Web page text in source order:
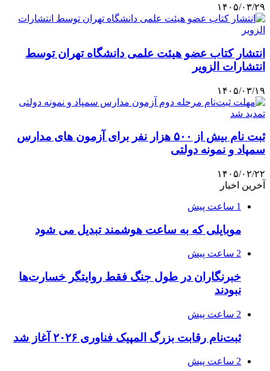
۱۴۰۵/۰۳/۲۹
انتشار کتاب عضو هیئت علمی دانشگاه تهران توسط
انتشارات الزویر
۱۴۰۵/۰۳/۱۹
ثبت نام بیش از ۵۰۰ هزار نفر برای آزمون های مدارس
سمپاد و نمونه دولتی
۱۴۰۵/۰۲/۲۲
آخرین اخبار
1 ساعت پیش
موبایلی که به ساعت هوشمند تبدیل می شود
2 ساعت پیش
خبرنگاران در طول جنگ فقط روایتگر خسارت‌ها
نبودند
2 ساعت پیش
ثبت‌نام رقابت بزرگ المپیک فناوری ۲۰۲۶ آغاز شد
2 ساعت پیش